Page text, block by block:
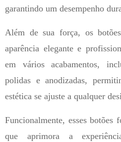
garantindo um desempenho
Além de sua força, os
aparência elegante e
em vários acabamentos,
polidas e anodizadas,
estética se ajuste a qualquer
Funcionalmente, esses botões
que aprimora a